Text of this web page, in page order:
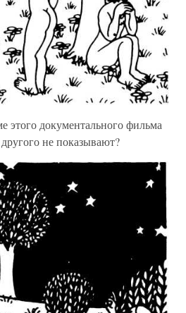
этого документального фильма
не показывают?